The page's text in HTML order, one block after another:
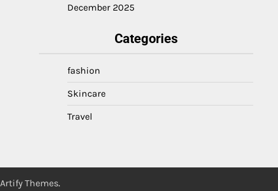
December 2025
Categories
fashion
Skincare
Travel
Artify Themes.